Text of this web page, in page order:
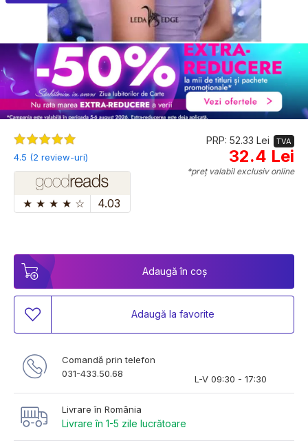
4.5 (2 review-uri)
★ ★ ★ ★ ☆ 4.03
PRP: 52.33 Lei TVA
32.4 Lei
*preț valabil exclusiv online
Adaugă în coș
Adaugă la favorite
Comandă prin telefon
031-433.50.68
L-V 09:30 - 17:30
Livrare în România
Livrare în 1-5 zile lucrătoare